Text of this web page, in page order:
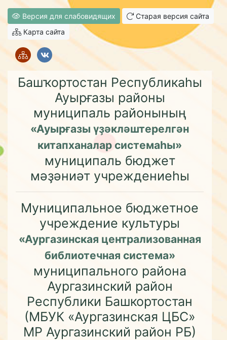
Версия для слабовидящих
Старая версия сайта
Карта сайта
Башҡортостан Республикаһы
Ауырғазы районы
муниципаль районының
«Ауырғазы үҙәкләштерелгән
китапханалар системаһы»
муниципаль бюджет
мәҙәниәт учреждениеһы
Муниципальное бюджетное
учреждение культуры
«Аургазинская централизованная
библиотечная система»
муниципального района
Аургазинский район
Республики Башкортостан
(МБУК «Аургазинская ЦБС»
МР Аургазинский район РБ)